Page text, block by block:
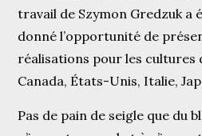
travail de Szymon Gredzuk a
donné l’opportunité de
réalisations pour les cultures
Canada, États-Unis, Italie,
Pas de pain de seigle que du